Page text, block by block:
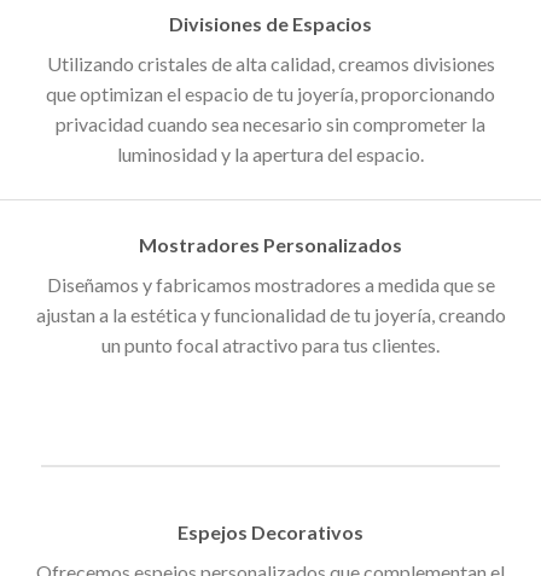
Divisiones de Espacios
Utilizando cristales de alta calidad, creamos divisiones
que optimizan el espacio de tu joyería, proporcionando
privacidad cuando sea necesario sin comprometer la
luminosidad y la apertura del espacio.
Mostradores Personalizados
Diseñamos y fabricamos mostradores a medida que se
ajustan a la estética y funcionalidad de tu joyería, creando
un punto focal atractivo para tus clientes.
Espejos Decorativos